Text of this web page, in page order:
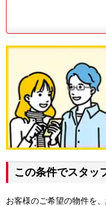
この条件でスタッ
お客様のご希望の物件を